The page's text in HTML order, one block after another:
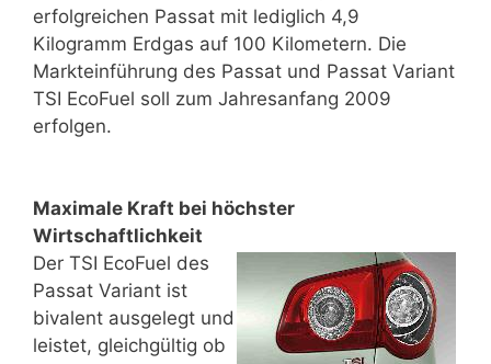
erfolgreichen Passat mit lediglich 4,9
Kilogramm Erdgas auf 100 Kilometern. Die
Markteinführung des Passat und Passat Variant
TSI EcoFuel soll zum Jahresanfang 2009
erfolgen.
Maximale Kraft bei höchster
Wirtschaftlichkeit
Der TSI EcoFuel des
Passat Variant ist
bivalent ausgelegt und
leistet, gleichgültig ob